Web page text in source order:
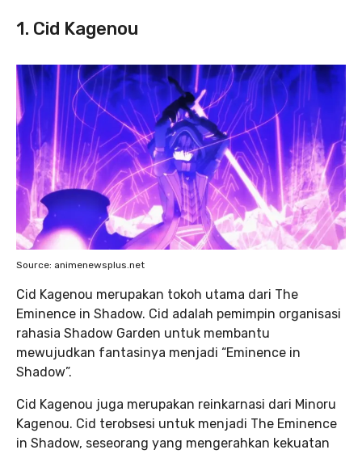
1. Cid Kagenou
Source: animenewsplus.net
Cid Kagenou merupakan tokoh utama dari The
Eminence in Shadow. Cid adalah pemimpin organisasi
rahasia Shadow Garden untuk membantu
mewujudkan fantasinya menjadi “Eminence in
Shadow”.
Cid Kagenou juga merupakan reinkarnasi dari Minoru
Kagenou. Cid terobsesi untuk menjadi The Eminence
in Shadow, seseorang yang mengerahkan kekuatan